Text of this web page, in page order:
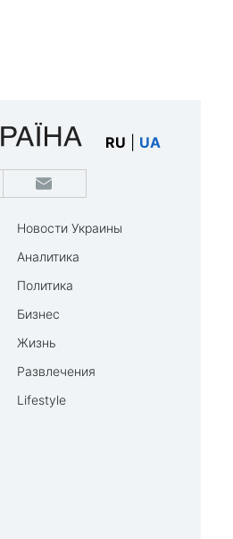
RU UA
Новости Украины
Аналитика
Политика
Бизнес
Жизнь
Развлечения
Lifestyle